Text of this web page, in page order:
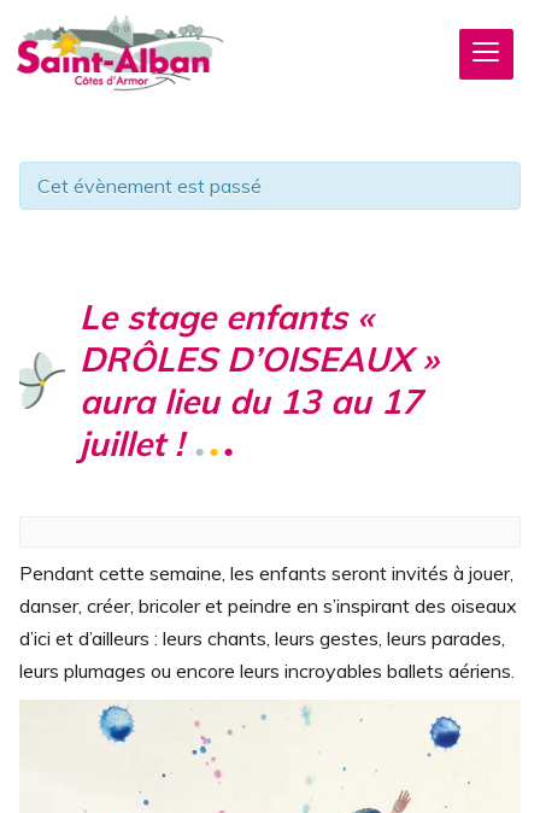
Cet évènement est passé
Le stage enfants «
DRÔLES D’OISEAUX »
aura lieu du 13 au 17
juillet !
Pendant cette semaine, les enfants seront invités à jouer,
danser, créer, bricoler et peindre en s’inspirant des oiseaux
d’ici et d’ailleurs : leurs chants, leurs gestes, leurs parades,
leurs plumages ou encore leurs incroyables ballets aériens.